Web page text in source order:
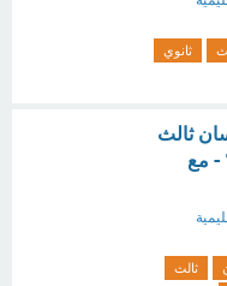
ثانوي
ثالث
الاول 1446 ؟ - مع
ثالث